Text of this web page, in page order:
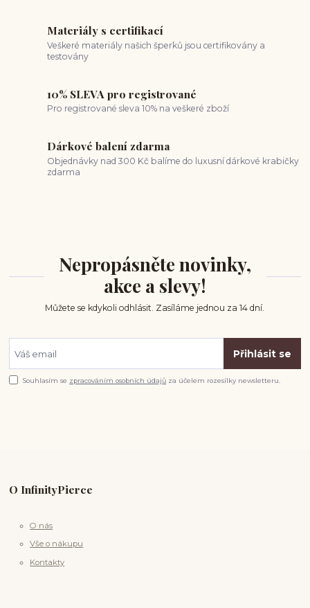
Materiály s certifikací
Veškeré materiály našich šperků jsou certifikovány a
testovány
10% SLEVA pro registrované
Pro registrované sleva 10% na veškeré zboží
Dárkové balení zdarma
Objednávky nad 300 Kč balíme do luxusní dárkové krabičky
zdarma
Nepropásněte novinky,
akce a slevy!
Můžete se kdykoli odhlásit. Zasíláme jednou za 14 dní.
Přihlásit se
Souhlasím se zpracováním osobních údajů za účelem rozesílky newsletteru.
O InfinityPierce
O nás
Vše o nákupu
Kontakty